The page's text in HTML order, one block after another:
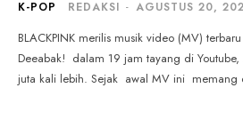
K-POP REDAKSI - AGUSTUS 20,
BLACKPINK merilis musik video (MV)
Deeabak! dalam 19 jam tayang di
juta kali lebih. Sejak awal MV ini memang